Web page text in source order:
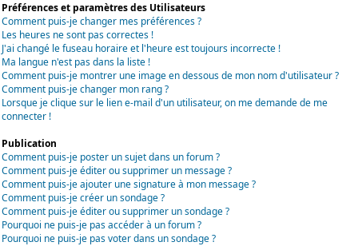
Préférences et paramètres des Utilisateurs
Comment puis-je changer mes préférences ?
Les heures ne sont pas correctes !
J'ai changé le fuseau horaire et l'heure est toujours incorrecte !
Ma langue n'est pas dans la liste !
Comment puis-je montrer une image en dessous de mon nom d'utilisateur ?
Comment puis-je changer mon rang ?
Lorsque je clique sur le lien e-mail d'un utilisateur, on me demande de me
connecter !
Publication
Comment puis-je poster un sujet dans un forum ?
Comment puis-je éditer ou supprimer un message ?
Comment puis-je ajouter une signature à mon message ?
Comment puis-je créer un sondage ?
Comment puis-je éditer ou supprimer un sondage ?
Pourquoi ne puis-je pas accéder à un forum ?
Pourquoi ne puis-je pas voter dans un sondage ?